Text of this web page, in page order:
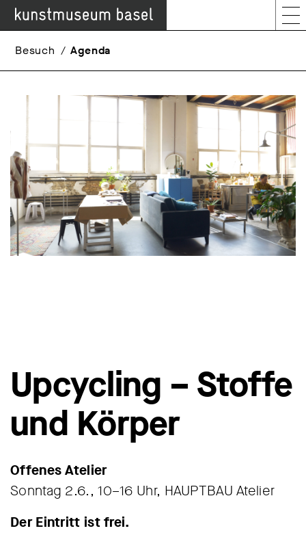
Besuch Agenda
Upcycling – Stoffe
und Körper
Offenes Atelier
Sonntag 2.6., 10–16 Uhr, HAUPTBAU Atelier
Der Eintritt ist frei.